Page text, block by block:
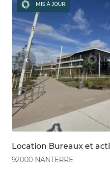
MIS À JOUR
Location Bureaux et
92000 NANTERRE